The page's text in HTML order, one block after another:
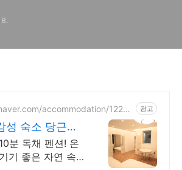
accommodation/12267
광고
성 숙소 당근민
분 독채 펜션! 온
기 좋은 자연 속